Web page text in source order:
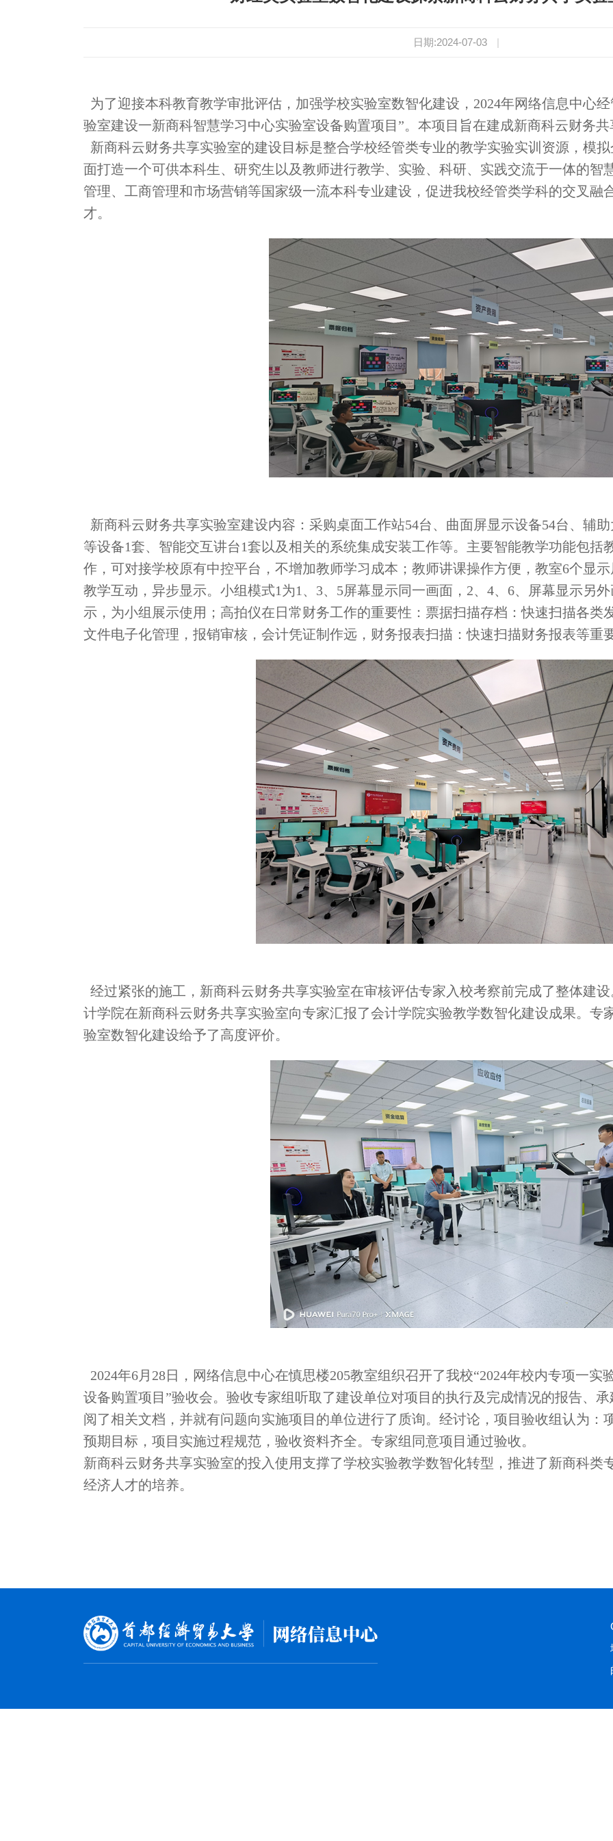
日期:2024-07-03 |
为了迎接本科教育教学审批评估，加强学校实验室数智化建设，2024年网络信息中心
验室建设一新商科智慧学习中心实验室设备购置项目”。本项目旨在建成新商科云财务
新商科云财务共享实验室的建设目标是整合学校经管类专业的教学实验实训资源，模
面打造一个可供本科生、研究生以及教师进行教学、实验、科研、实践交流于一体的智
管理、工商管理和市场营销等国家级一流本科专业建设，促进我校经管类学科的交叉融
才。
新商科云财务共享实验室建设内容：采购桌面工作站54台、曲面屏显示设备54台、辅
等设备1套、智能交互讲台1套以及相关的系统集成安装工作等。主要智能教学功能包括
作，可对接学校原有中控平台，不增加教师学习成本；教师讲课操作方便，教室6个显
教学互动，异步显示。小组模式1为1、3、5屏幕显示同一画面，2、4、6、屏幕显示另
示，为小组展示使用；高拍仪在日常财务工作的重要性：票据扫描存档：快速扫描各类
文件电子化管理，报销审核，会计凭证制作远，财务报表扫描：快速扫描财务报表等重
经过紧张的施工，新商科云财务共享实验室在审核评估专家入校考察前完成了整体建
计学院在新商科云财务共享实验室向专家汇报了会计学院实验教学数智化建设成果。专
验室数智化建设给予了高度评价。
2024年6月28日，网络信息中心在慎思楼205教室组织召开了我校“2024年校内专项一
设备购置项目”验收会。验收专家组听取了建设单位对项目的执行及完成情况的报告、
阅了相关文档，并就有问题向实施项目的单位进行了质询。经讨论，项目验收组认为：
预期目标，项目实施过程规范，验收资料齐全。专家组同意项目通过验收。
新商科云财务共享实验室的投入使用支撑了学校实验教学数智化转型，推进了新商科类
经济人才的培养。